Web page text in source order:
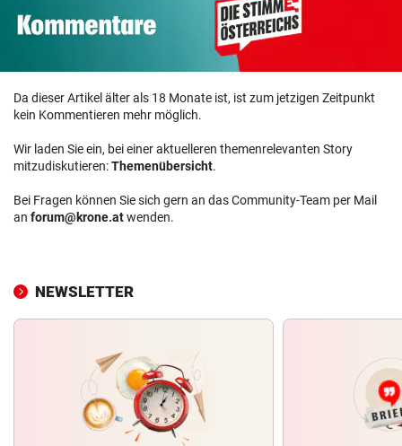
Da dieser Artikel älter als 18 Monate ist, ist zum jetzigen Zeitpunkt
kein Kommentieren mehr möglich.
Wir laden Sie ein, bei einer aktuelleren themenrelevanten Story
mitzudiskutieren:Themenübersicht.
Bei Fragen können Sie sich gern an das Community-Team per Mail
an forum@krone.atwenden.
NEWSLETTER